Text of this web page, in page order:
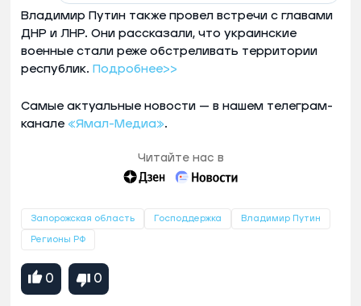
Владимир Путин также провел встречи с главами
ДНР и ЛНР. Они рассказали, что украинские
военные стали реже обстреливать территории
республик. Подробнее>>
Самые актуальные новости — в нашем телеграм-
канале «Ямал-Медиа».
Читайте нас в
Запорожская область Господдержка Владимир Путин
Регионы РФ
0 0